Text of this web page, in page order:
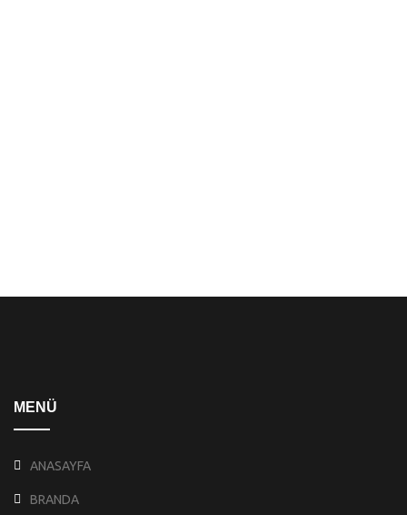
MENÜ
ANASAYFA
BRANDA